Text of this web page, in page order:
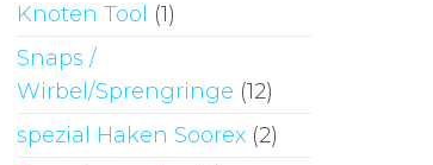
Knoten Tool (1)
Snaps /
Wirbel/Sprengringe (12)
spezial Haken Soorex (2)